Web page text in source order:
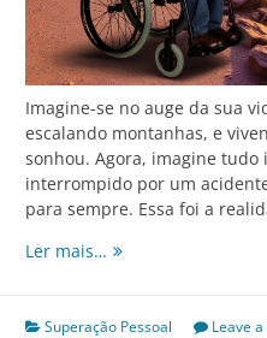
Imagine-se no auge da sua
escalando montanhas, e
sonhou. Agora, imagine
interrompido por um
para sempre. Essa foi a
Ler mais… De
rodas
Superação Pessoal Leave